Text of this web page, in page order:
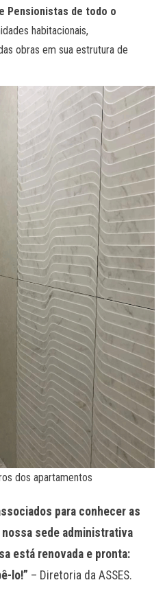
Pensionistas de todo o
habitacionais,
obras em sua estrutura de
dos apartamentos
para conhecer as
sede administrativa
está renovada e pronta:
lo!” – Diretoria da ASSES.